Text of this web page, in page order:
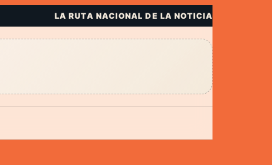
LA RUTA NACIONAL DE LA NOTICIA